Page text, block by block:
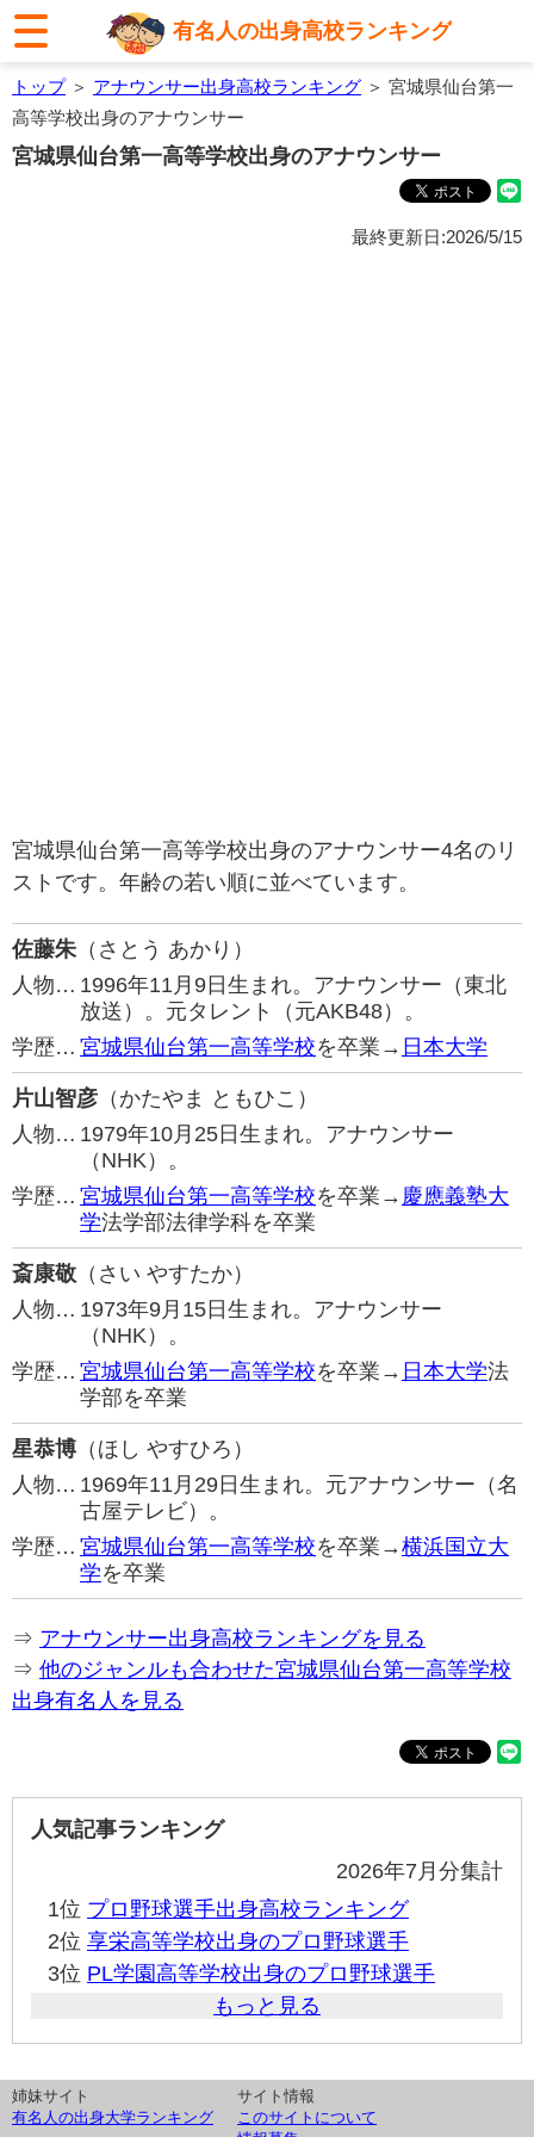
有名人の出身高校ランキング
トップ＞ アナウンサー出身高校ランキング ＞ 宮城県仙台第一
高等学校出身のアナウンサー
宮城県仙台第一高等学校出身のアナウンサー
最終更新日:2026/5/15
宮城県仙台第一高等学校出身のアナウンサー4名のリ
ストです。年齢の若い順に並べています。
佐藤朱（さとう あかり）
人物… 1996年11月9日生まれ。アナウンサー（東北
放送）。元タレント（元AKB48）。
学歴… 宮城県仙台第一高等学校を卒業→ 日本大学
片山智彦 （かたやま ともひこ）
人物… 1979年10月25日生まれ。アナウンサー
（NHK）。
学歴… 宮城県仙台第一高等学校を卒業→ 慶應義塾大
学法学部法律学科を卒業
斎康敬 （さい やすたか）
人物… 1973年9月15日生まれ。アナウンサー
（NHK）。
学歴… 宮城県仙台第一高等学校を卒業→ 日本大学法
学部を卒業
星恭博 （ほし やすひろ）
人物… 1969年11月29日生まれ。元アナウンサー（名
古屋テレビ）。
学歴… 宮城県仙台第一高等学校を卒業→横浜国立大
学を卒業
⇒ アナウンサー出身高校ランキングを見る
⇒ 他のジャンルも合わせた宮城県仙台第一高等学校
出身有名人を見る
人気記事ランキング
2026年7月分集計
1位 プロ野球選手出身高校ランキング
2位 享栄高等学校出身のプロ野球選手
3位 PL学園高等学校出身のプロ野球選手
もっと見る
姉妹サイト
有名人の出身大学ランキング
サイト情報
このサイトについて